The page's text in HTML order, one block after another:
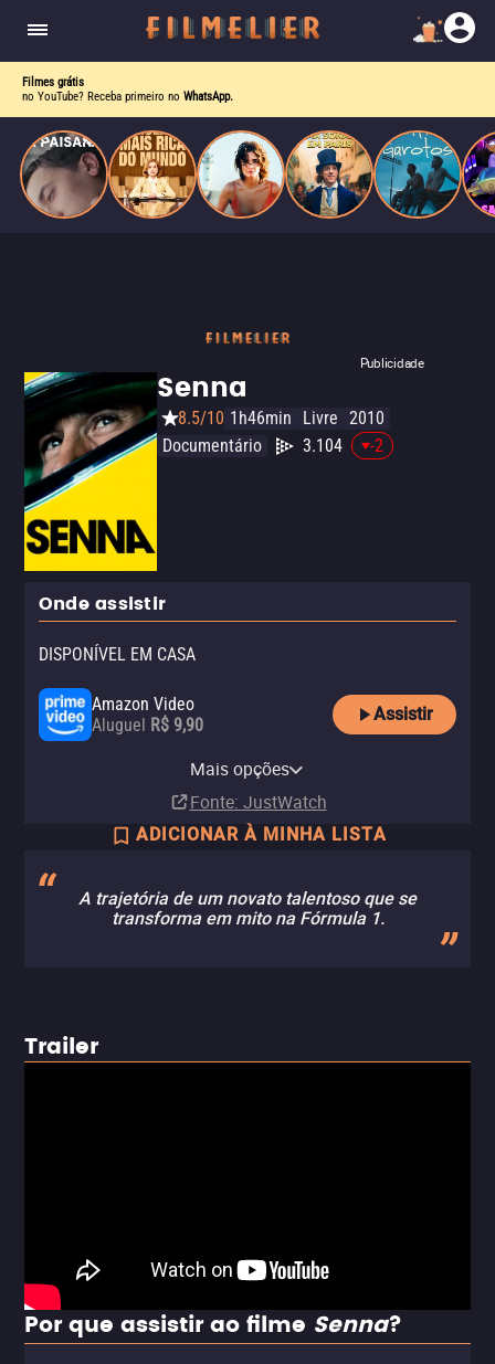
Filmes grátis
no YouTube? Receba primeiro no WhatsApp.
Publicidade
Senna
8.5/10 1h46min Livre 2010
Documentário
3.104 -2
Onde assistir
DISPONÍVEL EM CASA
Amazon Video
Aluguel R$ 9,90
Assistir
R$ 9,90
R$ 6,90Mais opções
Fonte: JustWatch
ADICIONAR À MINHA LISTA
A trajetória de um novato talentoso que se
transforma em mito na Fórmula 1.
Trailer
Por que assistir ao filme Senna?
quando se apaixona por um de seus alvos.